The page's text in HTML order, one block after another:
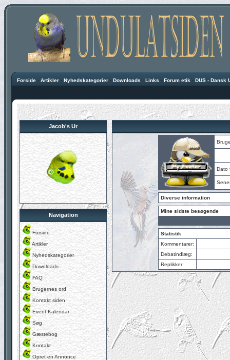
Forside · Artikler · Nyhedskategorier · Downloads · Links · Forum etik · DUS - Dansk
Jacob's Ur
Navigation
Forside
Artikler
Nyhedskategorier
Downloads
FAQ
Brugernes ord
Kontakt siden
Event Kalendar
Søg
Gæstebog
Kontakt
Opret en Annonce
Dato
Diverse information
Mine sidste besøgende
Statistik
Kommentarer:
Debatindlæg:
Replikker: